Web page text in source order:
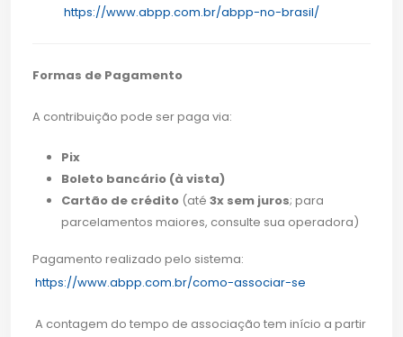
https://www.abpp.com.br/abpp-no-brasil/
Formas de Pagamento
A contribuição pode ser paga via:
Pix
Boleto bancário (à vista)
Cartão de crédito (até 3x sem juros; para
parcelamentos maiores, consulte sua operadora)
Pagamento realizado pelo sistema:
https://www.abpp.com.br/como-associar-se
A contagem do tempo de associação tem início a partir